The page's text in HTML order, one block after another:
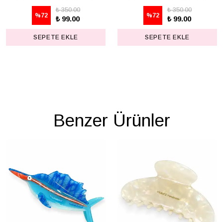
%72
₺ 350.00
₺ 99.00
SEPETE EKLE
%72
₺ 350.00
₺ 99.00
SEPETE EKLE
Benzer Ürünler